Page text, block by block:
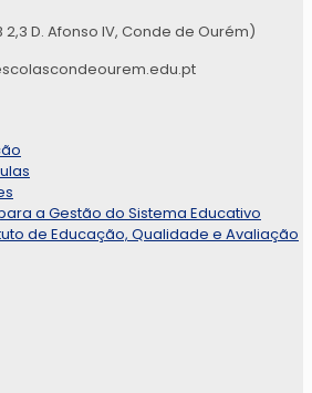
2,3 D. Afonso IV, Conde de Ourém)
a Gestão do Sistema Educativo
de Educação, Qualidade e Avaliação